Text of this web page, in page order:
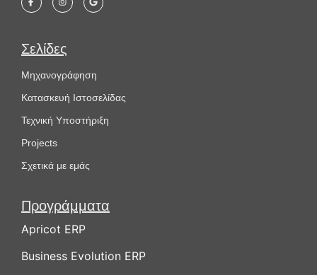
Σελίδες
Μηχανογράφηση
Κατασκευή Ιστοσελίδας
Τεχνική Υποστήριξη
Projects
Σχετικά με εμάς
Προγράμματα
Apricot ERP
Business Evolution ERP